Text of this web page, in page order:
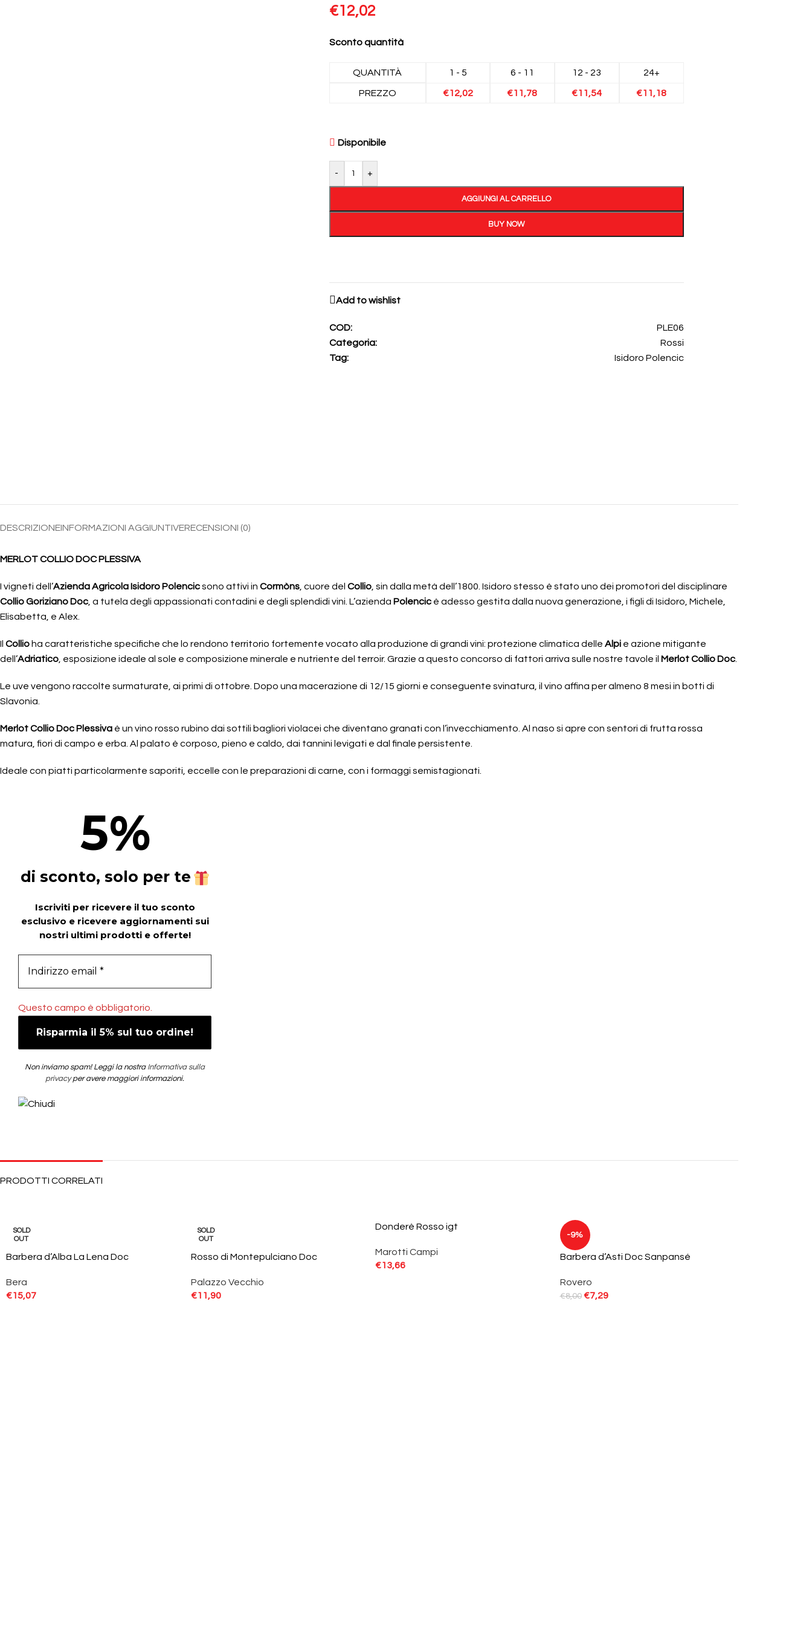
€12,02
Sconto quantità
QUANTITÀ 1 - 5 6 - 11 12 - 23 24+
PREZZO €12,02 €11,78 €11,54 €11,18
Disponibile
- +
AGGIUNGI AL CARRELLO
BUY NOW
Add to wishlist
COD:
PLE06
Categoria:
Rossi
Tag:
Isidoro Polencic
DESCRIZIONEINFORMAZIONI AGGIUNTIVERECENSIONI (0)
MERLOT COLLIO DOC PLESSIVA
I vigneti dell’Azienda Agricola Isidoro Polencicsono attivi in Cormòns , cuore del Collio , sin dalla metà dell’1800. Isidoro stesso è stato uno dei promotori del disciplinare
Collio Goriziano Doc , a tutela degli appassionati contadini e degli splendidi vini. L’azienda Polencic è adesso gestita dalla nuova generazione, i figli di Isidoro, Michele,
Elisabetta, e Alex.
Il Collio ha caratteristiche specifiche che lo rendono territorio fortemente vocato alla produzione di grandi vini: protezione climatica delle Alpi e azione mitigante
dell’Adriatico , esposizione ideale al sole e composizione minerale e nutriente del terroir. Grazie a questo concorso di fattori arriva sulle nostre tavole il Merlot Collio Doc
Le uve vengono raccolte surmaturate, ai primi di ottobre. Dopo una macerazione di 12/15 giorni e conseguente svinatura, il vino affina per almeno 8 mesi in botti di
Slavonia.
Merlot Collio Doc Plessiva è un vino rosso rubino dai sottili bagliori violacei che diventano granati con l’invecchiamento. Al naso si apre con sentori di frutta rossa
matura, fiori di campo e erba. Al palato è corposo, pieno e caldo, dai tannini levigati e dal finale persistente.
Ideale con piatti particolarmente saporiti, eccelle con le preparazioni di carne, con i formaggi semistagionati.
5%
di sconto, solo per te
Iscriviti per ricevere il tuo sconto
esclusivo e ricevere aggiornamenti sui
nostri ultimi prodotti e offerte!
Questo campo è obbligatorio.
Non inviamo spam! Leggi la nostra Informativa sulla
privacyper avere maggiori informazioni.
PRODOTTI CORRELATI
SOLD
OUT
Barbera d’Alba La Lena Doc
Bera
€15,07
SOLD
OUT
Rosso di Montepulciano Doc
Palazzo Vecchio
€11,90
Donderè Rosso igt
Marotti Campi
€13,66
-9%
Barbera d’Asti Doc Sanpansé
Rovero
€8,00 €7,29